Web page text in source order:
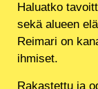
Haluatko
sekä alueen
Reimari on
ihmiset.
Rakastettu ja